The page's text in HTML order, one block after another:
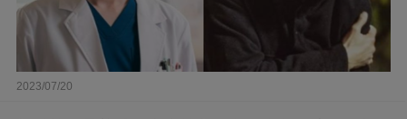
2023/07/20